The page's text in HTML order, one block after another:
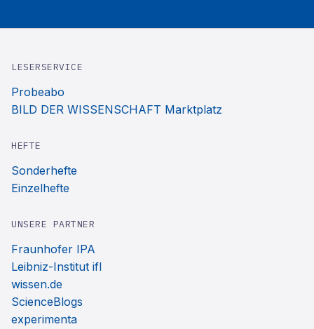
LESERSERVICE
Probeabo
BILD DER WISSENSCHAFT Marktplatz
HEFTE
Sonderhefte
Einzelhefte
UNSERE PARTNER
Fraunhofer IPA
Leibniz-Institut ifl
wissen.de
ScienceBlogs
experimenta